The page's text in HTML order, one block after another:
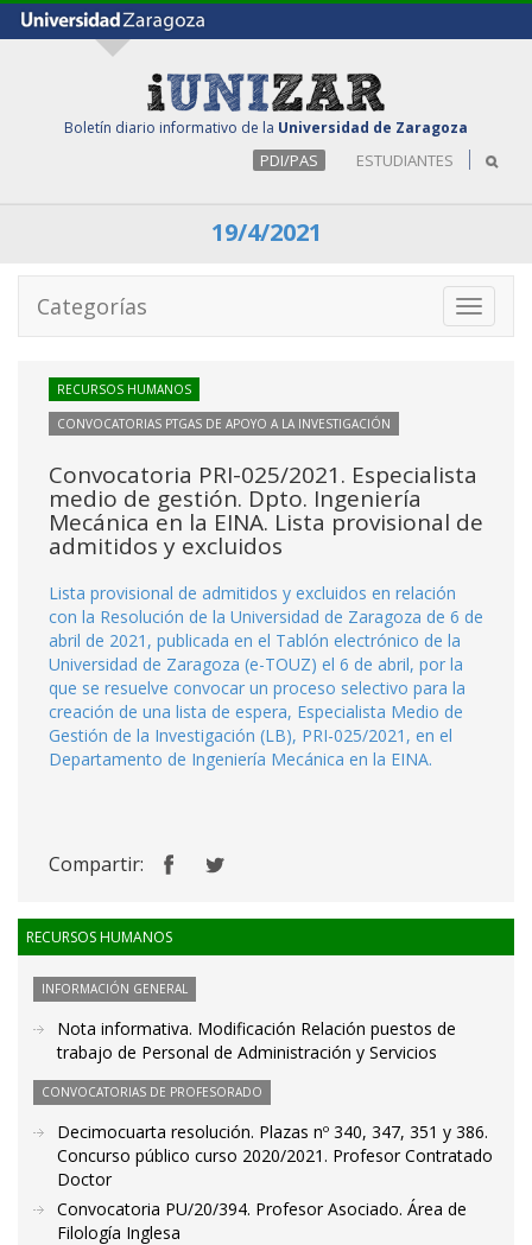
Boletín diario informativo de la Universidad de Zaragoza
PDI/PAS ESTUDIANTES
19/4/2021
Toggle
Categorías
RECURSOS HUMANOS
CONVOCATORIAS PTGAS DE APOYO A LA INVESTIGACIÓN
Convocatoria PRI-025/2021. Especialista
medio de gestión. Dpto. Ingeniería
Mecánica en la EINA. Lista provisional de
admitidos y excluidos
Lista provisional de admitidos y excluidos en relación
con la Resolución de la Universidad de Zaragoza de 6 de
abril de 2021, publicada en el Tablón electrónico de la
Universidad de Zaragoza (e-TOUZ) el 6 de abril, por la
que se resuelve convocar un proceso selectivo para la
creación de una lista de espera, Especialista Medio de
Gestión de la Investigación (LB), PRI-025/2021, en el
Departamento de Ingeniería Mecánica en la EINA.
Compartir:
RECURSOS HUMANOS
INFORMACIÓN GENERAL
Nota informativa. Modificación Relación puestos de
trabajo de Personal de Administración y Servicios
CONVOCATORIAS DE PROFESORADO
Decimocuarta resolución. Plazas nº 340, 347, 351 y 386.
Concurso público curso 2020/2021. Profesor Contratado
Doctor
Convocatoria PU/20/394. Profesor Asociado. Área de
Filología Inglesa